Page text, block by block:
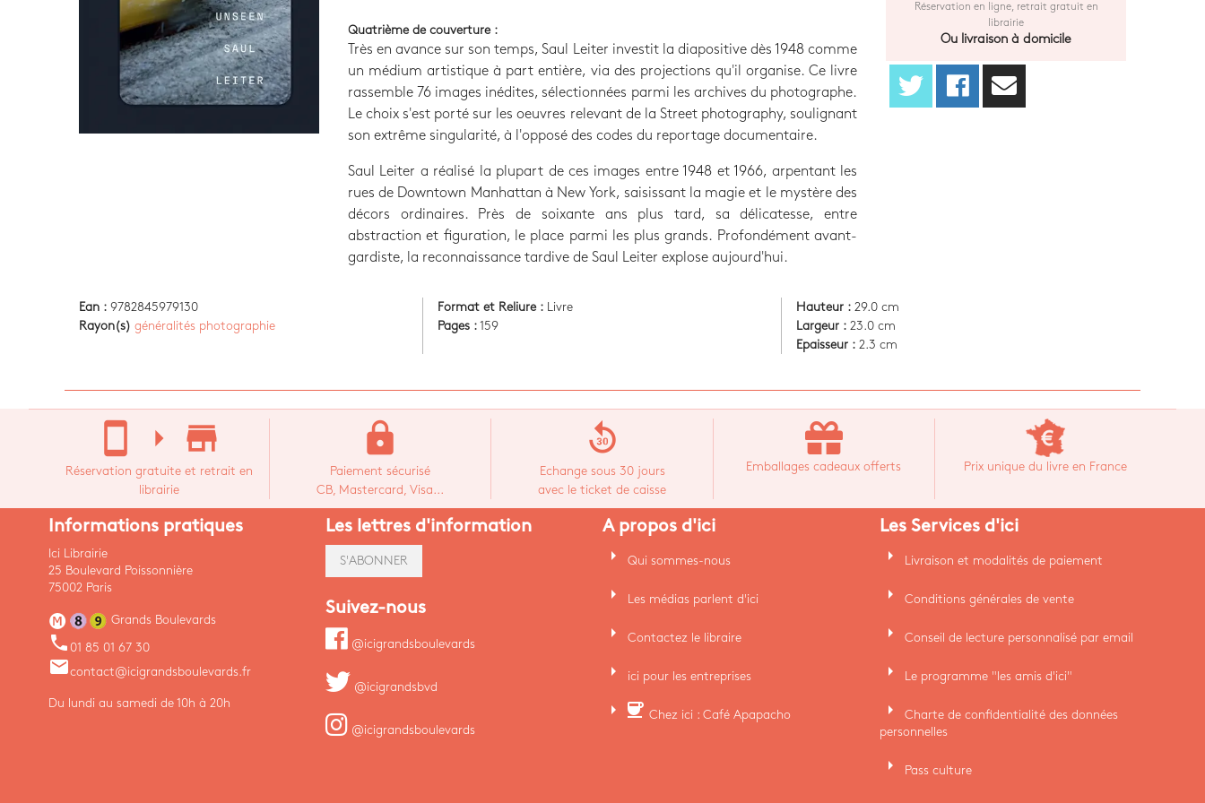
Quatrième de couverture :
Très en avance sur son temps, Saul Leiter investit la diapositive dès 1948 comme
un médium artistique à part entière, via des projections qu'il organise. Ce livre
rassemble 76 images inédites, sélectionnées parmi les archives du photographe.
Le choix s'est porté sur les oeuvres relevant de la Street photography, soulignant
son extrême singularité, à l'opposé des codes du reportage documentaire.
Saul Leiter a réalisé la plupart de ces images entre 1948 et 1966, arpentant les
rues de Downtown Manhattan à New York, saisissant la magie et le mystère des
décors ordinaires. Près de soixante ans plus tard, sa délicatesse, entre
abstraction et figuration, le place parmi les plus grands. Profondément avant-
gardiste, la reconnaissance tardive de Saul Leiter explose aujourd'hui.
Réservation en ligne, retrait gratuit en
librairie
Ou livraison à domicile
Ean : 9782845979130
Rayon(s) généralités photographie
Format et Reliure :
Livre
Pages : 159
Hauteur : 29.0 cm
Largeur : 23.0 cm
Epaisseur : 2.3 cm
stay_current_portrait arrow_right store_mall_directory
Réservation gratuite et retrait en
librairie
lock
Paiement sécurisé
CB, Mastercard, Visa...
replay_30
Echange sous 30 jours
avec le ticket de caisse
Emballages cadeaux offerts Prix unique du livre en France
Informations pratiques
Ici Librairie
25 Boulevard Poissonnière
75002 Paris
Grands Boulevards
phone 01 85 01 67 30
emailcontact@icigrandsboulevards.fr
Du lundi au samedi de 10h à 20h
Les lettres d'information
S'ABONNER
Suivez-nous
@icigrandsboulevards
@icigrandsbvd
@icigrandsboulevards
A propos d'ici
arrow_right Qui sommes-nous
arrow_right Les médias parlent d'ici
arrow_right Contactez le libraire
arrow_right ici pour les entreprises
arrow_right coffee Chez ici : Café Apapacho
Les Services d'ici
arrow_right Livraison et modalités de paiement
arrow_right Conditions générales de vente
arrow_right Conseil de lecture personnalisé par email
arrow_right Le programme "les amis d'ici"
arrow_right
Charte de confidentialité des données
personnelles
arrow_right Pass culture